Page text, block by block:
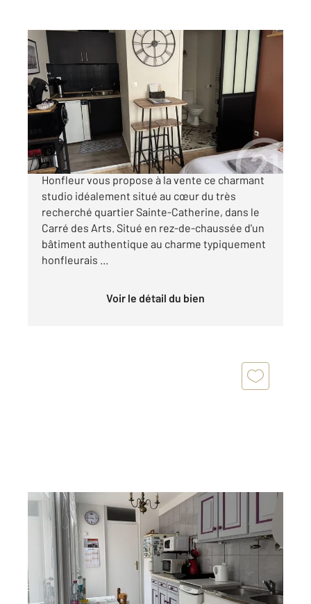
HONFLEUR 14
15,80 m 2, 1 pièce
Ref : 122
Appartement F1 à vendre
94 000 €
Votre agence Arconance Immobilier Century 21
Honfleur vous propose à la vente ce charmant
studio idéalement situé au cœur du très
recherché quartier Sainte-Catherine, dans le
Carré des Arts. Situé en rez-de-chaussée d'un
bâtiment authentique au charme typiquement
honfleurais ...
Voir le détail du bien
HONFLEUR 14
39,46 m 2, 2 pièces
Ref : 55
Appartement F2 à vendre
165 000 €